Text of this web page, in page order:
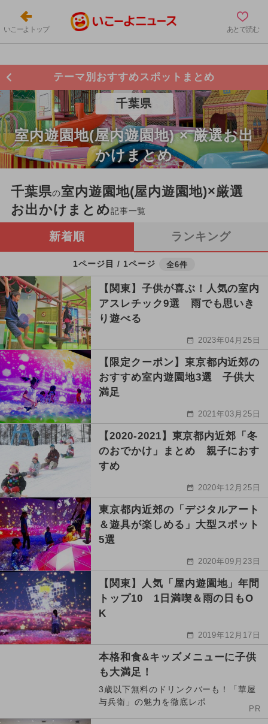
いこーよトップ あとで読む
テーマ別おすすめスポットまとめ
千葉県
室内遊園地(屋内遊園地) × 厳選お出
かけまとめ
千葉県の室内遊園地(屋内遊園地)×厳選
お出かけまとめ記事一覧
新着順 ランキング
1ページ目 / 1ページ 全6件
【関東】子供が喜ぶ！人気の室内
アスレチック9選 雨でも思いき
り遊べる
2023年04月25日
【限定クーポン】東京都内近郊の
おすすめ室内遊園地3選 子供大
満足
2021年03月25日
【2020-2021】東京都内近郊「冬
のおでかけ」まとめ 親子におす
すめ
2020年12月25日
東京都内近郊の「デジタルアート
＆遊具が楽しめる」大型スポット
5選
2020年09月23日
【関東】人気「屋内遊園地」年間
トップ10 1日満喫＆雨の日もO
K
2019年12月17日
本格和食&キッズメニューに子供
も大満足！
3歳以下無料のドリンクバーも！「華屋
与兵衛」の魅力を徹底レポ
PR